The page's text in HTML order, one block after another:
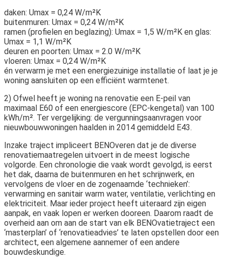
daken: Umax = 0,24 W/m²K
buitenmuren: Umax = 0,24 W/m²K
ramen (profielen en beglazing): Umax = 1,5 W/m²K en glas:
Umax = 1,1 W/m²K
deuren en poorten: Umax = 2.0 W/m²K
vloeren: Umax = 0,24 W/m²K
én verwarm je met een energiezuinige installatie of laat je je
woning aansluiten op een efficiënt warmtenet.
2) Ofwel heeft je woning na renovatie een E-peil van
maximaal E60 of een energiescore (EPC-kengetal) van 100
kWh/m². Ter vergelijking: de vergunningsaanvragen voor
nieuwbouwwoningen haalden in 2014 gemiddeld E43.
Inzake traject impliceert BENOveren dat je de diverse
renovatiemaatregelen uitvoert in de meest logische
volgorde. Een chronologie die vaak wordt gevolgd, is eerst
het dak, daarna de buitenmuren en het schrijnwerk, en
vervolgens de vloer en de zogenaamde ‘technieken’:
verwarming en sanitair warm water, ventilatie, verlichting en
elektriciteit. Maar ieder project heeft uiteraard zijn eigen
aanpak, en vaak lopen er werken dooreen. Daarom raadt de
overheid aan om aan de start van elk BENOvatietraject een
‘masterplan’ of ‘renovatieadvies’ te laten opstellen door een
architect, een algemene aannemer of een andere
bouwdeskundige.